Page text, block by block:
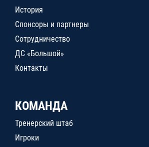
История
Спонсоры и партнеры
Сотрудничество
ДС «Большой»
Контакты
КОМАНДА
Тренерский штаб
Игроки